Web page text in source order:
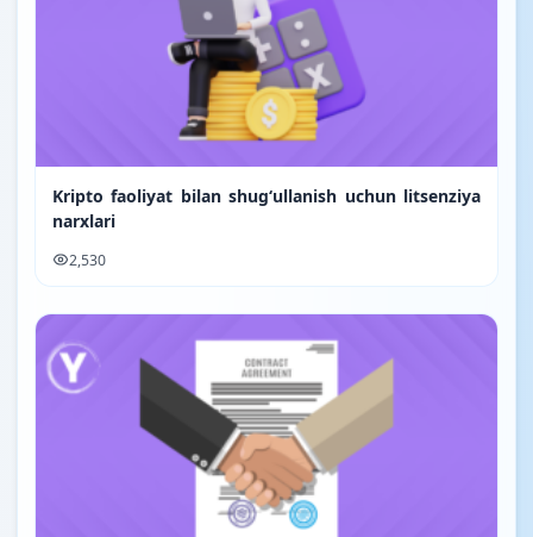
Kripto faoliyat bilan shugʻullanish uchun litsenziya
narxlari
2,530